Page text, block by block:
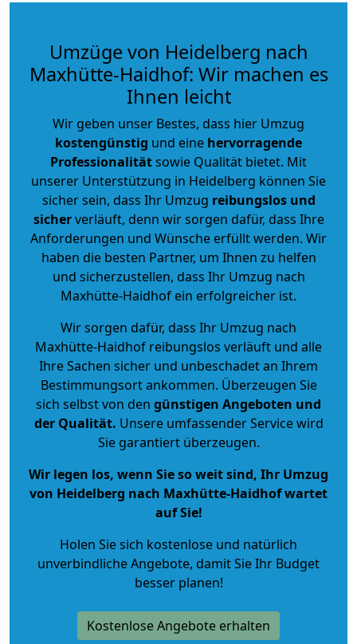
Umzüge von Heidelberg nach
Maxhütte-Haidhof: Wir machen es
Ihnen leicht
Wir geben unser Bestes, dass hier Umzug
kostengünstig und eine hervorragende
Professionalitätsowie Qualität bietet. Mit
unserer Unterstützung in Heidelberg können Sie
sicher sein, dass Ihr Umzug reibungslos und
sicherverläuft, denn wir sorgen dafür, dass Ihre
Anforderungen und Wünsche erfüllt werden. Wir
haben die besten Partner, um Ihnen zu helfen
und sicherzustellen, dass Ihr Umzug nach
Maxhütte-Haidhof ein erfolgreicher ist.
Wir sorgen dafür, dass Ihr Umzug nach
Maxhütte-Haidhof reibungslos verläuft und alle
Ihre Sachen sicher und unbeschadet an Ihrem
Bestimmungsort ankommen. Überzeugen Sie
sich selbst von den günstigen Angeboten und
der Qualität. Unsere umfassender Service wird
Sie garantiert überzeugen.
Wir legen los, wenn Sie so weit sind, Ihr Umzug
von Heidelberg nach Maxhütte-Haidhof wartet
auf Sie!
Holen Sie sich kostenlose und natürlich
unverbindliche Angebote, damit Sie Ihr Budget
besser planen!
Kostenlose Angebote erhalten